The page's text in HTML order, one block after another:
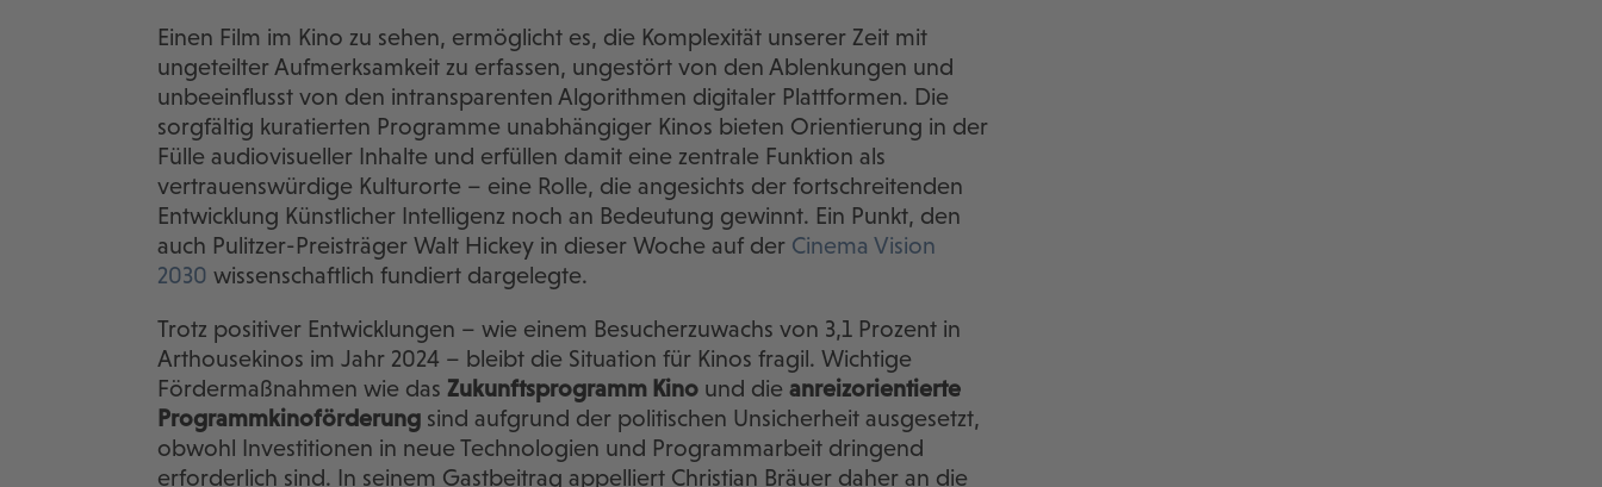
Einen Film im Kino zu sehen, ermöglicht es, die Komplexität unserer Zeit mit
ungeteilter Aufmerksamkeit zu erfassen, ungestört von den Ablenkungen und
unbeeinflusst von den intransparenten Algorithmen digitaler Plattformen. Die
sorgfältig kuratierten Programme unabhängiger Kinos bieten Orientierung in der
Fülle audiovisueller Inhalte und erfüllen damit eine zentrale Funktion als
vertrauenswürdige Kulturorte – eine Rolle, die angesichts der fortschreitenden
Entwicklung Künstlicher Intelligenz noch an Bedeutung gewinnt. Ein Punkt, den
auch Pulitzer-Preisträger Walt Hickey in dieser Woche auf der Cinema Vision
2030 wissenschaftlich fundiert dargelegte.
Trotz positiver Entwicklungen – wie einem Besucherzuwachs von 3,1 Prozent in
Arthousekinos im Jahr 2024 – bleibt die Situation für Kinos fragil. Wichtige
Fördermaßnahmen wie das Zukunftsprogramm Kino und die anreizorientierte
Programmkinoförderung sind aufgrund der politischen Unsicherheit ausgesetzt,
obwohl Investitionen in neue Technologien und Programmarbeit dringend
erforderlich sind. In seinem Gastbeitrag appelliert Christian Bräuer daher an die